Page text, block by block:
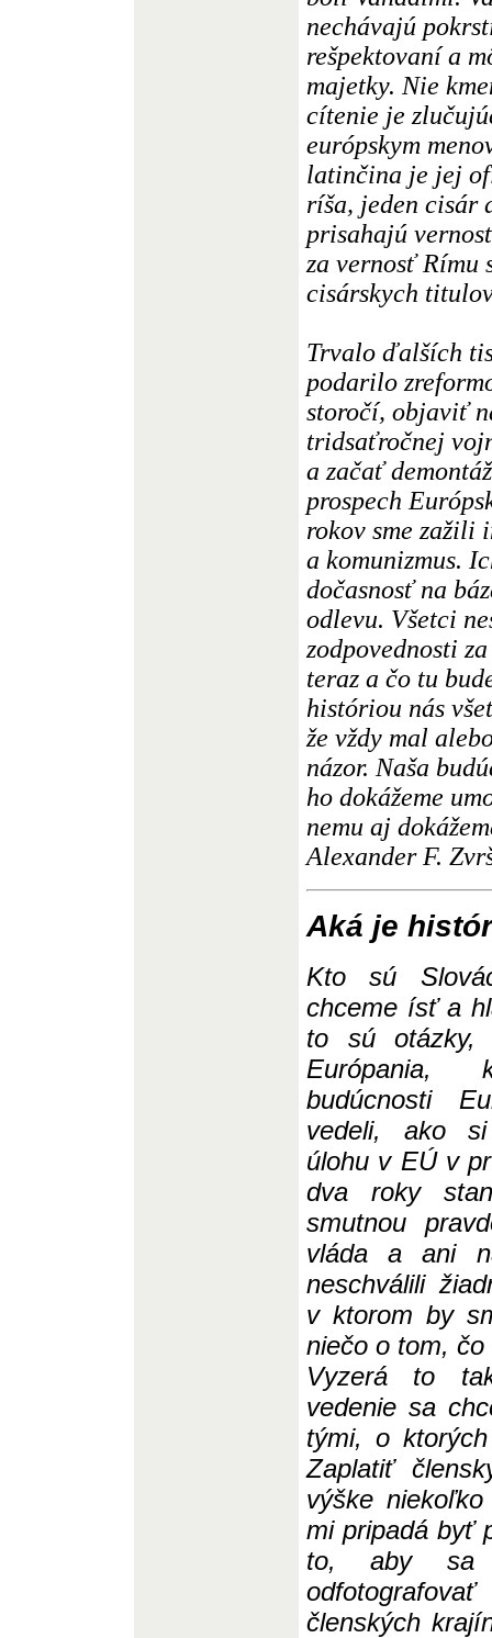
nechávajú
rešpektovaní a
majetky. Nie
cítenie je
európskym
latinčina je jej
ríša, jeden cisár
prisahajú
za vernosť Rímu
cisárskych
Trvalo ďalších
podarilo
storočí, objaviť
tridsaťročnej
a začať
prospech
rokov sme zažili
a komunizmus.
dočasnosť na
odlevu. Všetci
zodpovednosti
teraz a čo tu
históriou nás
že vždy mal
názor. Naša
ho dokážeme
nemu aj
Alexander F.
Aká je
Kto sú
chceme ísť a
to sú otázky,
budúcnosti
vedeli, ako si
úlohu v EÚ v
dva roky
smutnou
vláda a ani
neschválili
v ktorom by
niečo o tom,
Vyzerá to
vedenie sa
tými, o
Zaplatiť
výške
mi pripadá byť
to, aby sa
členských